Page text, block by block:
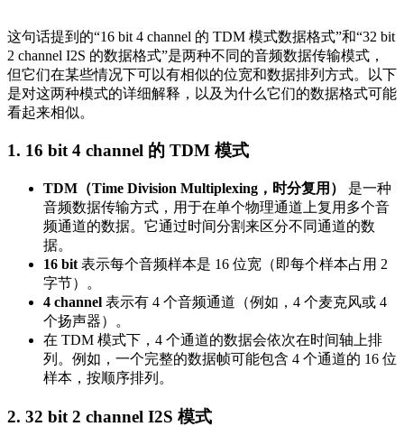
这句话提到的“16 bit 4 channel 的 TDM 模式数据格式”和“32 bit
2 channel I2S 的数据格式”是两种不同的音频数据传输模式，
但它们在某些情况下可以有相似的位宽和数据排列方式。以下
是对这两种模式的详细解释，以及为什么它们的数据格式可能
看起来相似。
1. 16 bit 4 channel 的 TDM 模式
TDM（Time Division Multiplexing，时分复用）
是一种
音频数据传输方式，用于在单个物理通道上复用多个音
频通道的数据。它通过时间分割来区分不同通道的数
据。
16 bit 表示每个音频样本是 16 位宽（即每个样本占用 2
字节）。
4 channel 表示有 4 个音频通道（例如，4 个麦克风或 4
个扬声器）。
在 TDM 模式下，4 个通道的数据会依次在时间轴上排
列。例如，一个完整的数据帧可能包含 4 个通道的 16 位
样本，按顺序排列。
2. 32 bit 2 channel I2S 模式